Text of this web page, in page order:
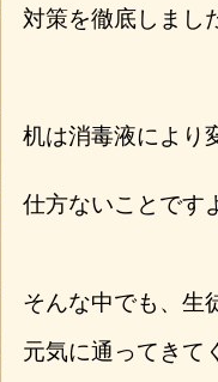
対策を徹底しまし
机は消毒液により
仕方ないことです
そんな中でも、生
元気に通ってきて